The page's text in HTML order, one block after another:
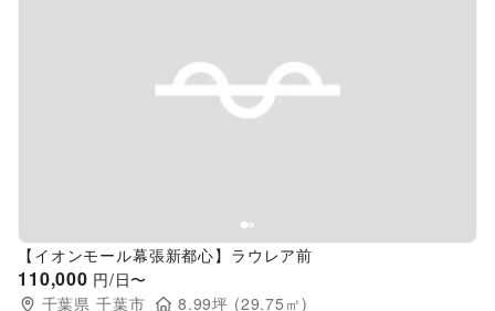
Previous slide
【イオンモール幕張新都心】ラウレア前
110,000 円/日〜
千葉県 千葉市 8.99坪 (29.75 ㎡)